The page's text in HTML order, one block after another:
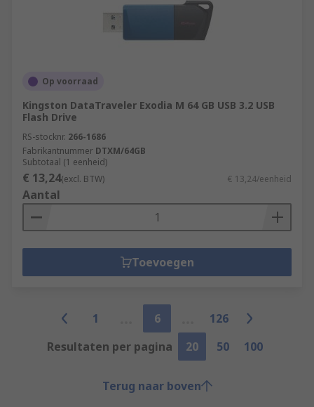
Op voorraad
Kingston DataTraveler Exodia M 64 GB USB 3.2 USB
Flash Drive
RS-stocknr. 266-1686
Fabrikantnummer DTXM/64GB
Subtotaal (1 eenheid)
€ 13,24(excl. BTW) € 13,24/eenheid
Aantal
Toevoegen
1 6
126
Resultaten per pagina
20 50 100
Terug naar boven